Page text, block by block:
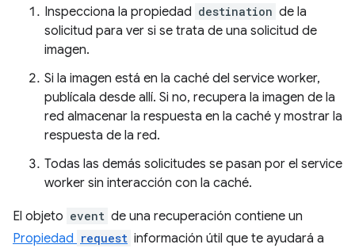
Inspecciona la propiedad destination de la
solicitud para ver si se trata de una solicitud de
imagen.
Si la imagen está en la caché del service worker,
publícala desde allí. Si no, recupera la imagen de la
red almacenar la respuesta en la caché y mostrar la
respuesta de la red.
Todas las demás solicitudes se pasan por el service
worker sin interacción con la caché.
El objeto event de una recuperación contiene un
Propiedad request información útil que te ayudará a